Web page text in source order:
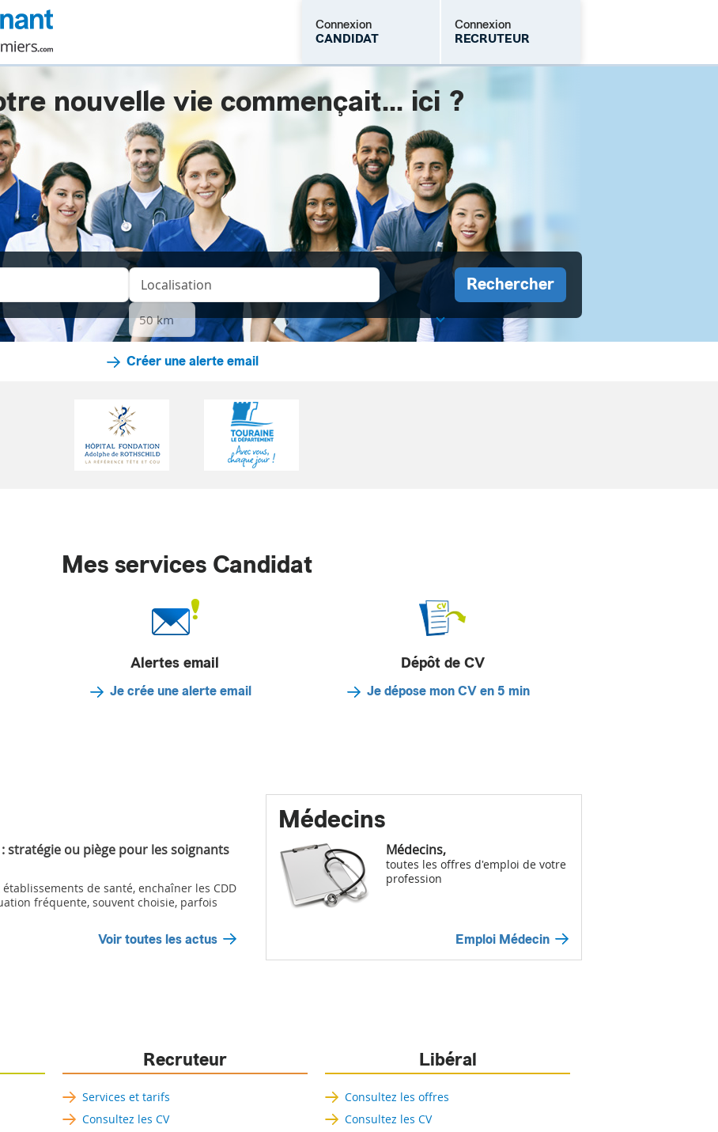
Connexion
CANDIDAT
Connexion
RECRUTEUR
M'inscrire Mot de passe oublié
nouvelle vie commençait... ici ?
Créer une alerte email
Mes services Candidat
Alertes email
Je crée une alerte email
Dépôt de CV
Je dépose mon CV en 5 min
stratégie ou piège pour les soignants
de santé, enchaîner les CDD
fréquente, souvent choisie, parfois
Voir toutes les actus
Médecins
Médecins,
toutes les offres d'emploi de votre
profession
Emploi Médecin
Recruteur
Services et tarifs
Consultez les CV
Libéral
Consultez les offres
Consultez les CV